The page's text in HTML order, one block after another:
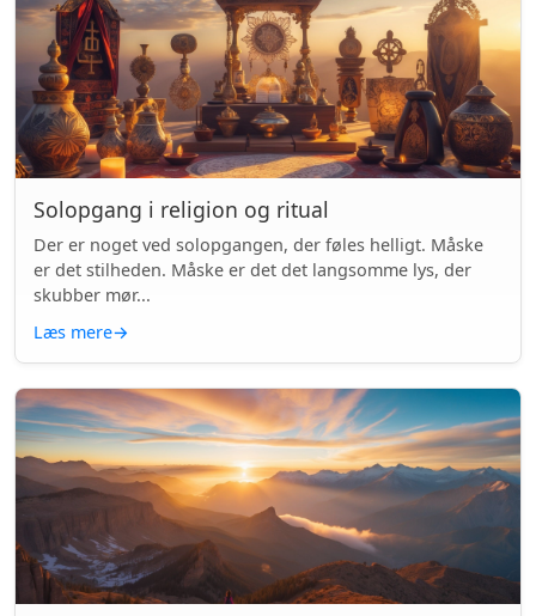
Solopgang i religion og ritual
Der er noget ved solopgangen, der føles helligt. Måske
er det stilheden. Måske er det det langsomme lys, der
skubber mør...
Læs mere→